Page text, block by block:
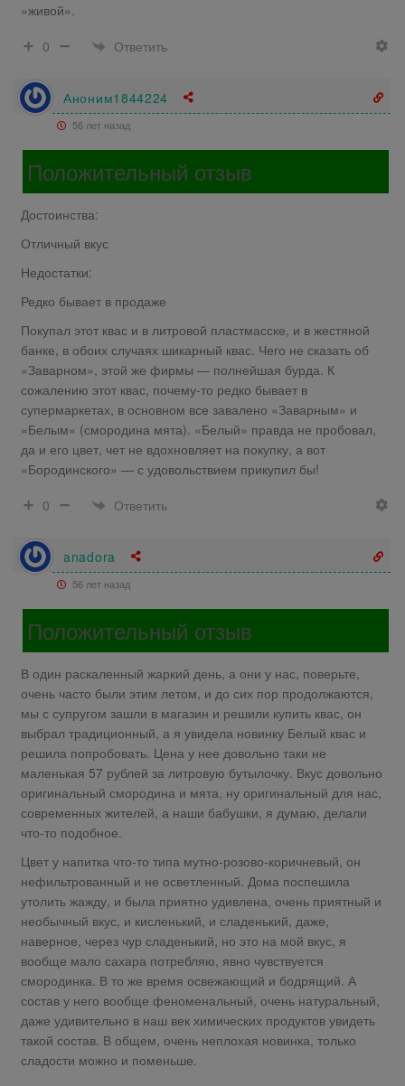
«живой».
0
Ответить
Аноним1844224
56 лет назад
Положительный отзыв
Достоинства:
Отличный вкус
Недостатки:
Редко бывает в продаже
Покупал этот квас и в литровой пластмасске, и в жестяной
банке, в обоих случаях шикарный квас. Чего не сказать об
«Заварном», этой же фирмы — полнейшая бурда. К
сожалению этот квас, почему-то редко бывает в
супермаркетах, в основном все завалено «Заварным» и
«Белым» (смородина мята). «Белый» правда не пробовал,
да и его цвет, чет не вдохновляет на покупку, а вот
«Бородинского» — с удовольствием прикупил бы!
0
Ответить
anadora
56 лет назад
Положительный отзыв
В один раскаленный жаркий день, а они у нас, поверьте,
очень часто были этим летом, и до сих пор продолжаются,
мы с супругом зашли в магазин и решили купить квас, он
выбрал традиционный, а я увидела новинку Белый квас и
решила попробовать. Цена у нее довольно таки не
маленькая 57 рублей за литровую бутылочку. Вкус довольно
оригинальный смородина и мята, ну оригинальный для нас,
современных жителей, а наши бабушки, я думаю, делали
что-то подобное.
Цвет у напитка что-то типа мутно-розово-коричневый, он
нефильтрованный и не осветленный. Дома поспешила
утолить жажду, и была приятно удивлена, очень приятный и
необычный вкус, и кисленький, и сладенький, даже,
наверное, через чур сладенький, но это на мой вкус, я
вообще мало сахара потребляю, явно чувствуется
смородинка. В то же время освежающий и бодрящий. А
состав у него вообще феноменальный, очень натуральный,
даже удивительно в наш век химических продуктов увидеть
такой состав. В общем, очень неплохая новинка, только
сладости можно и поменьше.